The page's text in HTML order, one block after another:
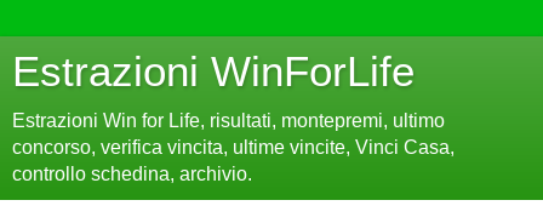
Estrazioni WinForLife
Estrazioni Win for Life, risultati, montepremi, ultimo
concorso, verifica vincita, ultime vincite, Vinci Casa,
controllo schedina, archivio.